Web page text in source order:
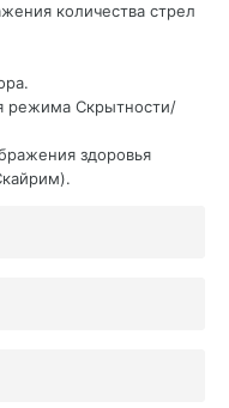
количества стрел
режима Скрытности/
здоровья